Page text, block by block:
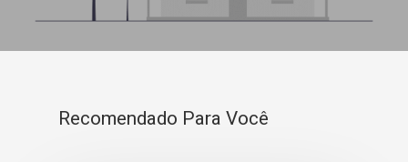
Recomendado Para Você